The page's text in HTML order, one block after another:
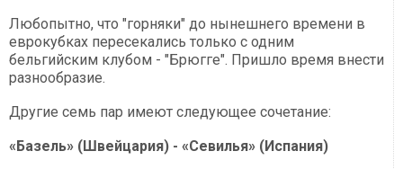
Любопытно, что "горняки" до нынешнего времени в
еврокубках пересекались только с одним
бельгийским клубом - "Брюгге". Пришло время внести
разнообразие.
Другие семь пар имеют следующее сочетание:
«Базель» (Швейцария) - «Севилья» (Испания)